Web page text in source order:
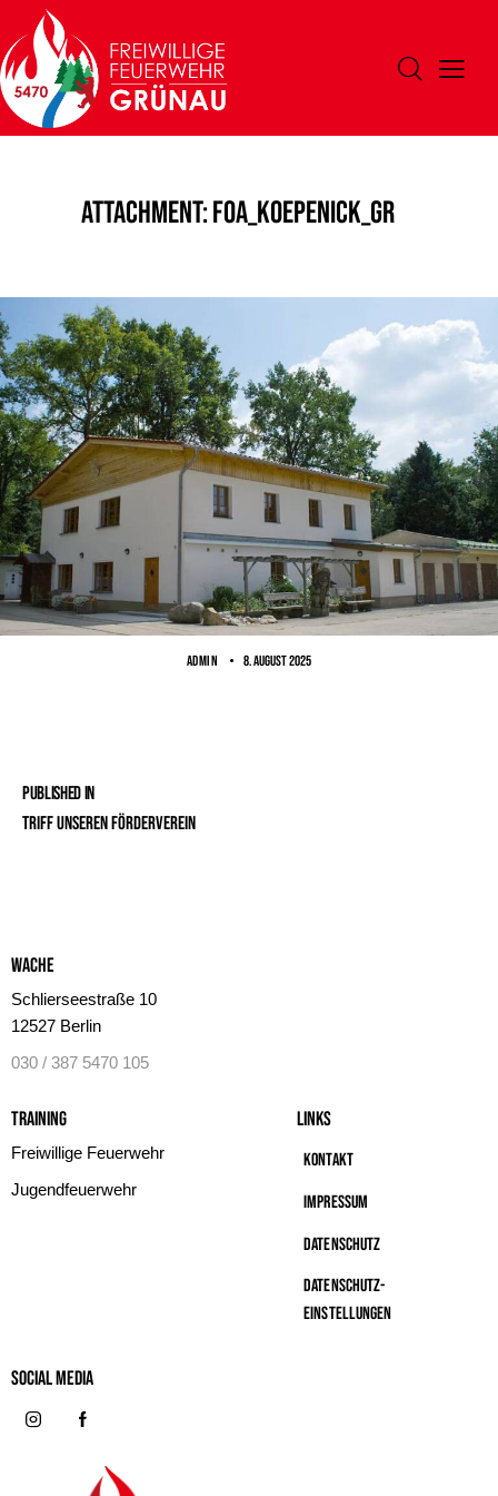
Attachment: foa_koepenick_gr
ADMIN 8. August 2025
Published in
TRIFF UNSEREN FÖRDERVEREIN
Wache
Schlierseestraße 10
12527 Berlin
030 / 387 5470 105
Training
Freiwillige Feuerwehr
Jugendfeuerwehr
Links
Kontakt
Impressum
Datenschutz
Datenschutz-
Einstellungen
Social MeDIA